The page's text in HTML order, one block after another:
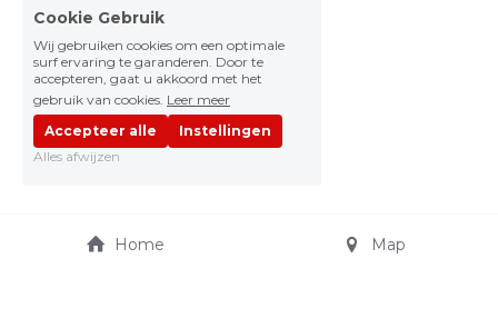
Home Map
Cookie Gebruik
Wij gebruiken cookies om een optimale
surf ervaring te garanderen. Door te
accepteren, gaat u akkoord met het
gebruik van cookies. Leer meer
Accepteer alle
Instellingen
Alles afwijzen